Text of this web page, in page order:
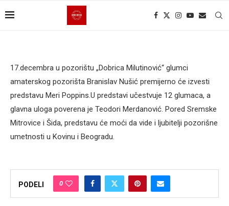
17.decembra u pozorištu „Dobrica Milutinović“ glumci
amaterskog pozorišta Branislav Nušić premijerno će izvesti
predstavu Meri Poppins.U predstavi učestvuje 12 glumaca, a
glavna uloga poverena je Teodori Merdanović. Pored Sremske
Mitrovice i Šida, predstavu će moći da vide i ljubitelji pozorišne
umetnosti u Kovinu i Beogradu.
PODELI 0